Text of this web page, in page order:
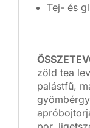
Tej- és
zöld tea
palástfű,